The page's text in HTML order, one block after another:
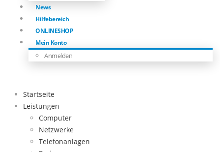
News
Hilfebereich
ONLINESHOP
Mein Konto
Anmelden
Startseite
Leistungen
Computer
Netzwerke
Telefonanlagen